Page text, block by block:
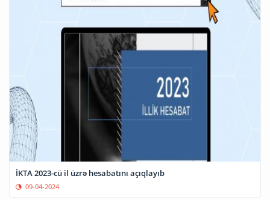
İKTA 2023-cü il üzrə hesabatını açıqlayıb
09-04-2024